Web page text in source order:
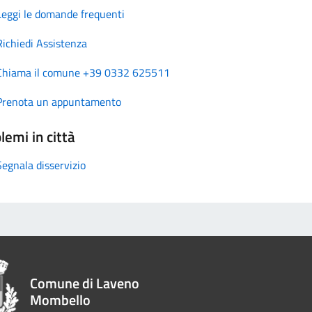
le domande frequenti
Assistenza
il comune +39 0332 625511
un appuntamento
in città
disservizio
Comune di Laveno
Mombello